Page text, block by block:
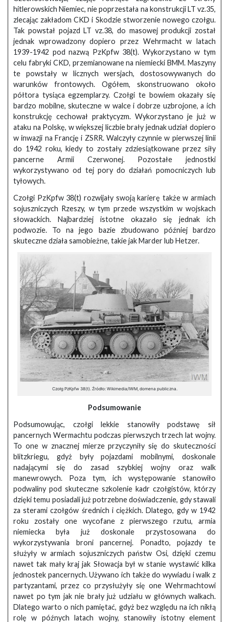
hitlerowskich Niemiec, nie poprzestała na konstrukcji LT vz.35,
zlecając zakładom CKD i Skodzie stworzenie nowego czołgu.
Tak powstał pojazd LT vz.38, do masowej produkcji został
jednak wprowadzony dopiero przez Wehrmacht w latach
1939-1942 pod nazwą PzKpfw 38(t). Wykorzystano w tym
celu fabryki CKD, przemianowane na niemiecki BMM. Maszyny
te powstały w licznych wersjach, dostosowywanych do
warunków frontowych. Ogółem, skonstruowano około
półtora tysiąca egzemplarzy. Czołgi te bowiem okazały się
bardzo mobilne, skuteczne w walce i dobrze uzbrojone, a ich
konstrukcję cechował praktycyzm. Wykorzystano je już w
ataku na Polskę, w większej liczbie brały jednak udział dopiero
w inwazji na Francję i ZSRR. Walczyły czynnie w pierwszej linii
do 1942 roku, kiedy to zostały zdziesiątkowane przez siły
pancerne Armii Czerwonej. Pozostałe jednostki
wykorzystywano od tej pory do działań pomocniczych lub
tyłowych.
Czołgi PzKpfw 38(t) rozwijały swoją karierę także w armiach
sojuszniczych Rzeszy, w tym przede wszystkim w wojskach
słowackich. Najbardziej istotne okazało się jednak ich
podwozie. To na jego bazie zbudowano później bardzo
skuteczne działa samobieżne, takie jak Marder lub Hetzer.
Czołg PzKpfw 38(t). Źródło: Wikimedia/IWM, domena publiczna.
Podsumowanie
Podsumowując, czołgi lekkie stanowiły podstawę sił
pancernych Wermachtu podczas pierwszych trzech lat wojny.
To one w znacznej mierze przyczyniły się do skuteczności
blitzkriegu, gdyż były pojazdami mobilnymi, doskonale
nadającymi się do zasad szybkiej wojny oraz walk
manewrowych. Poza tym, ich występowanie stanowiło
podwaliny pod skuteczne szkolenie kadr czołgistów, którzy
dzięki temu posiadali już potrzebne doświadczenie, gdy stawali
za sterami czołgów średnich i ciężkich. Dlatego, gdy w 1942
roku zostały one wycofane z pierwszego rzutu, armia
niemiecka była już doskonale przystosowana do
wykorzystywania broni pancernej. Ponadto, pojazdy te
służyły w armiach sojuszniczych państw Osi, dzięki czemu
nawet tak mały kraj jak Słowacja był w stanie wystawić kilka
jednostek pancernych. Używano ich także do wywiadu i walk z
partyzantami, przez co przysłużyły się one Wehrmachtowi
nawet po tym jak nie brały już udziału w głównych walkach.
Dlatego warto o nich pamiętać, gdyż bez względu na ich nikłą
rolę w późnych latach wojny, stanowiły istotny element